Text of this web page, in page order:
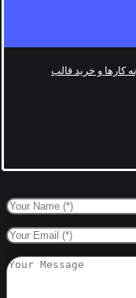
کارها و خرید قالب